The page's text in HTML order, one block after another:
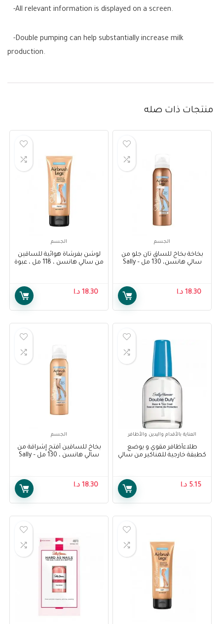
-All relevant information is displayed on a screen.
-Double pumping can help substantially increase milk
production.
منتجات ذات صله
الجسم
بخاخة بخاخ للساق تان جلو من
سالي هانسن، 130 مل – Sally
18.30 د.ا
الجسم
لوشن بفرشاة هوائية للساقين
من سالي هانسن ، 118 مل ، عبوة
Lotion, 118 ml, Pack Of 1
18.30 د.ا
العناية بالأقدام واليدين والأظافر
طلاءأظافر مقوي و يوضع
كطبقة خارجية للمناكير من سالي
5.15 د.ا
الجسم
بخاخ للساقين أفتح إشراقة من
سالي هانسن ، 130 مل – Sally
18.30 د.ا